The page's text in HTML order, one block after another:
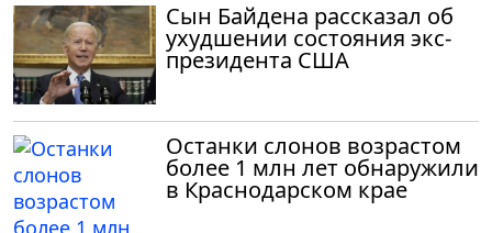
Сын Байдена рассказал об
ухудшении состояния экс-
президента США
Останки слонов возрастом
более 1 млн лет обнаружили
в Краснодарском крае